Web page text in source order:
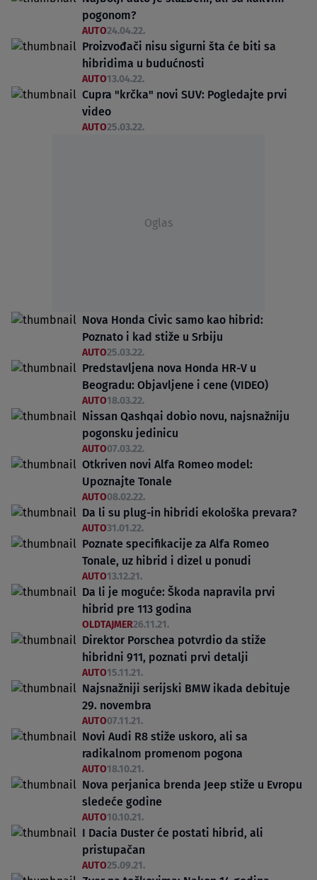
pogonom?
AUTO24.04.22.
Proizvođači nisu sigurni šta će biti sa
hibridima u budućnosti
AUTO13.04.22.
Cupra "krčka" novi SUV: Pogledajte prvi
video
AUTO25.03.22.
Oglas
Nova Honda Civic samo kao hibrid:
Poznato i kad stiže u Srbiju
AUTO25.03.22.
Predstavljena nova Honda HR-V u
Beogradu: Objavljene i cene (VIDEO)
AUTO18.03.22.
Nissan Qashqai dobio novu, najsnažniju
pogonsku jedinicu
AUTO07.03.22.
Otkriven novi Alfa Romeo model:
Upoznajte Tonale
AUTO08.02.22.
Da li su plug-in hibridi ekološka prevara?
AUTO31.01.22.
Poznate specifikacije za Alfa Romeo
Tonale, uz hibrid i dizel u ponudi
AUTO13.12.21.
Da li je moguće: Škoda napravila prvi
hibrid pre 113 godina
OLDTAJMER26.11.21.
Direktor Porschea potvrdio da stiže
hibridni 911, poznati prvi detalji
AUTO15.11.21.
Najsnažniji serijski BMW ikada debituje
29. novembra
AUTO07.11.21.
Novi Audi R8 stiže uskoro, ali sa
radikalnom promenom pogona
AUTO18.10.21.
Nova perjanica brenda Jeep stiže u Evropu
sledeće godine
AUTO10.10.21.
I Dacia Duster će postati hibrid, ali
pristupačan
AUTO25.09.21.